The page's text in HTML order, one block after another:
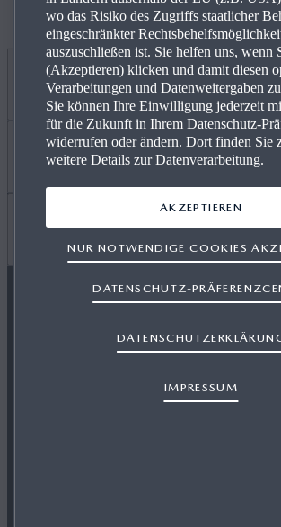
Jetzt entdecken
ANGEBOT PRIVAT
GEWERBEKUNDEN
VERFÜGBARE NEUWAGEN
Mehr erfahren
KARRIERE / CAREERS
FREIE WERKSTÄTTEN
Wissenswertes
wo das Risiko des Zugriffs staatlicher
eingeschränkter
auszuschließen ist. Sie helfen uns, wenn
(Akzeptieren) klicken und damit diesen
Verarbeitungen und Datenweitergaben
Sie können Ihre Einwilligung jederzeit
für die Zukunft in Ihrem Datenschutz-
widerrufen oder ändern. Dort finden Sie
weitere Details zur Datenverarbeitung.
IMPRESSUM
DATENSCHUTZ-
NUR NOTWENDIGE COOKIES
AKZEPTIEREN